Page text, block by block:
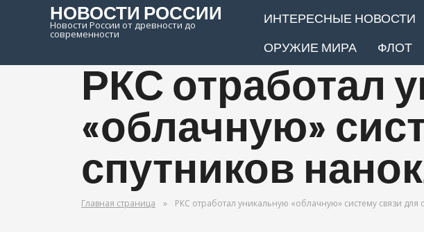
НОВОСТИ РОССИИ
Новости России от древности до
современности
ИНТЕРЕСНЫЕ НОВОСТИ
ОРУЖИЕ МИРА
ФЛОТ
РКС отработал
«облачную»
спутников
Главная страница » РКС отработал уникальную «облачную» систему связи для